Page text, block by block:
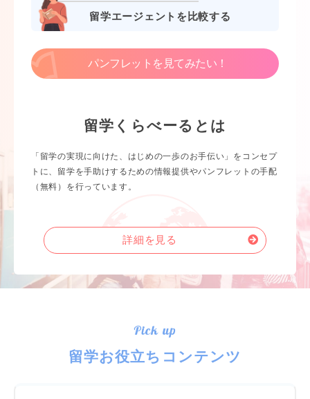
留学エージェントを比較する
パンフレットを見てみたい！
留学くらべーるとは
「留学の実現に向けた、はじめの一歩のお手伝い」をコンセプ
トに、留学を手助けするための情報提供やパンフレットの手配
（無料）を行っています。
詳細を見る
Pick up
留学お役立ちコンテンツ